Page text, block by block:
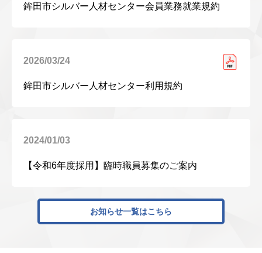
鉾田市シルバー人材センター会員業務就業規約
2026/03/24
鉾田市シルバー人材センター利用規約
2024/01/03
【令和6年度採用】臨時職員募集のご案内
お知らせ一覧はこちら